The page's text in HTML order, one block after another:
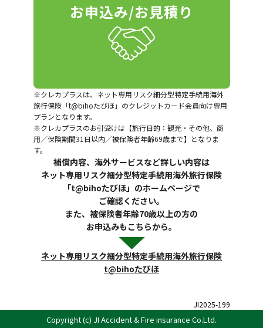
お申込み/お見積り
※クレカプラスは、ネット専用リスク細分型特定手続用海外
旅行保険「t@bihoたびほ」のクレジットカード会員向け専用
プランとなります。
※クレカプラスのお引受けは【旅行目的：観光・その他、商
用／保険期間31日以内／被保険者年齢69歳まで】となりま
す。
補償内容、海外サービスなど詳しい内容は
ネット専用リスク細分型特定手続用海外旅行保険
「t@bihoたびほ」のホームページで
ご確認ください。
また、被保険者年齢70歳以上の方の
お申込みもこちらから。
ネット専用リスク細分型特定手続用海外旅行保険
t@bihoたびほ
JI2025-199
Copyright (c) JI Accident & Fire insurance Co.Ltd.